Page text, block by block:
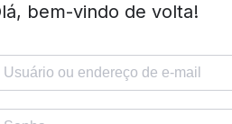
bem-vindo de volta!